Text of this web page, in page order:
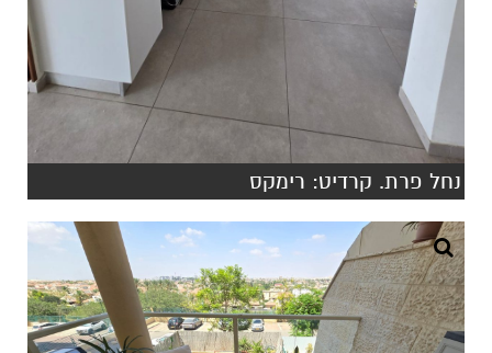
נחל פרת. קרדיט: רימקס